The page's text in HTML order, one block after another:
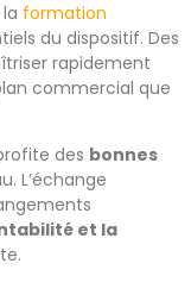
formation
du dispositif. Des
rapidement
commercial que
des bonnes
L’échange
et la